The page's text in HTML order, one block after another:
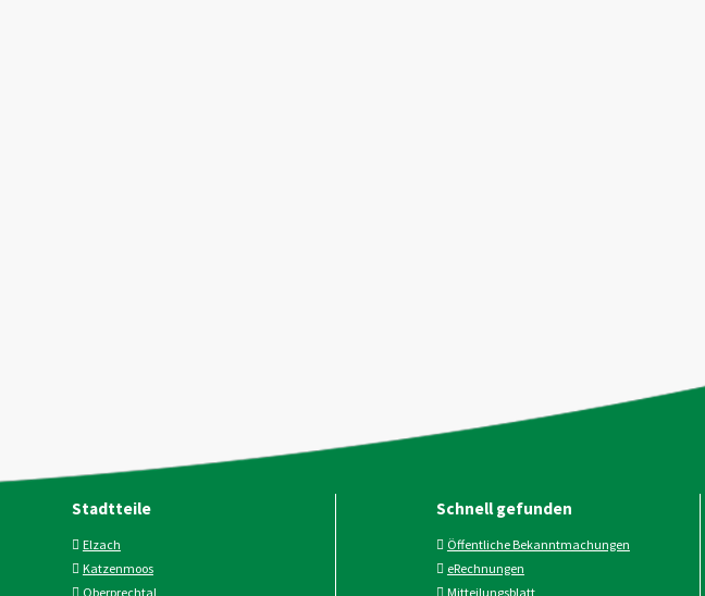
Stadtteile
Elzach
Katzenmoos
Oberprechtal
Schnell gefunden
Öffentliche Bekanntmachungen
eRechnungen
Mitteilungsblatt